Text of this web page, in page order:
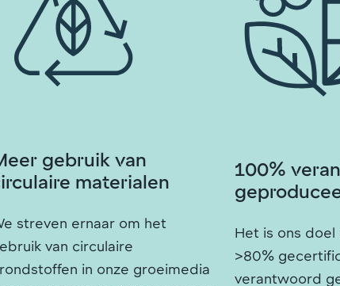
gebruik van
materialen
streven ernaar om het
van circulaire
in onze groeimedia
100%
Het is ons
>80%
verantwoord